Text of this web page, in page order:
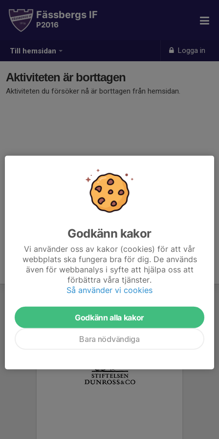
Till hemsidan Logga in
Fässbergs IF
P2016
Aktiviteten är borttagen
Aktiviteten du försöker nå är borttagen från hemsidan.
Godkänn kakor
Vi använder oss av kakor (cookies) för att vår
webbplats ska fungera bra för dig. De används
även för webbanalys i syfte att hjälpa oss att
förbättra våra tjänster.
Så använder vi cookies
Godkänn alla kakor
Bara nödvändiga